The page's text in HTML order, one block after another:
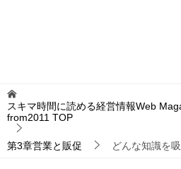
スキマ時間に読める経営情報Web
from2011 TOP
第3章営業と販促 どんな知識を